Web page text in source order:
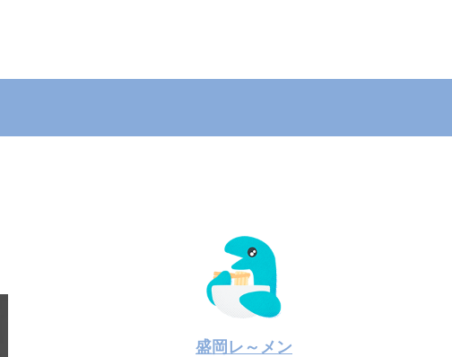
盛岡レ～メン